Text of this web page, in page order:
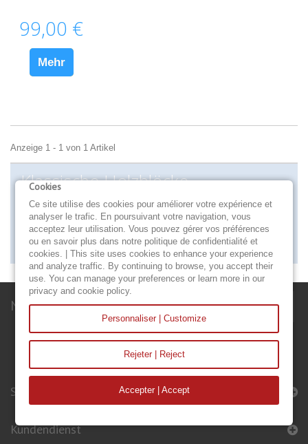
99,00 €
Mehr
Anzeige 1 - 1 von 1 Artikel
Klassische Holzblöcke
Holzblöcke aus lackierter Esche in einem formschönen
abgerundeten Design. Klassischer einscheibiger oder
zweischeibiger Arbeitsblock aus Eschenholz, mit Nylonscheibe und
Bolzen aus Edelstahl. Seewasserfest verleimt, kupfergenietet.
Holz: Esche, Eiche oder Iroko lackiert.
Newsletter
Segel & Accessoires
Kundendienst
Cookies
Ce site utilise des cookies pour améliorer votre expérience et
analyser le trafic. En poursuivant votre navigation, vous
acceptez leur utilisation. Vous pouvez gérer vos préférences
ou en savoir plus dans notre politique de confidentialité et
cookies. | This site uses cookies to enhance your experience
and analyze traffic. By continuing to browse, you accept their
use. You can manage your preferences or learn more in our
privacy and cookie policy.
Personnaliser | Customize
Rejeter | Reject
Accepter | Accept